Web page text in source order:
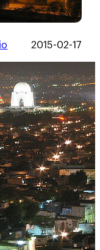
2015-02-17